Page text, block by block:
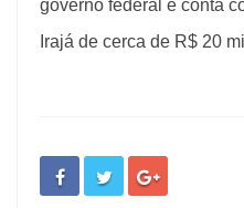
governo federal e conta
Irajá de cerca de R$ 20